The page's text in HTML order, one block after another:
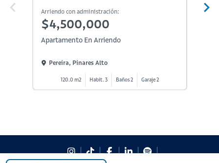
Arriendo con administración:
$4,500,000
Apartamento En Arriendo
Pereira, Pinares Alto
120.0 m2 Habit. 3 Baños 2 Garaje 2